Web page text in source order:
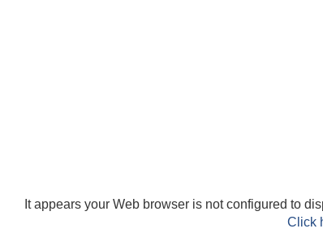
It appears your Web browser is not configured to
Click